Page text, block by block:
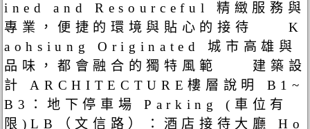
ined and Resourceful 精緻服務與
專業，便捷的環境與貼心的接待 K
aohsiung Originated 城市高雄與
品味，都會融合的獨特風範 建築設
計 ARCHITECTURE樓層說明 B1~
B3：地下停車場 Parking (車位有
限)LB（文信路）：酒店接待大廳 Ho